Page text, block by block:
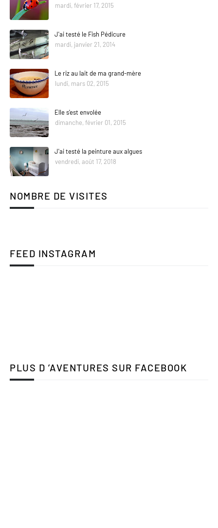
mardi, février 17, 2015
J'ai testé le Fish Pédicure
mardi, janvier 21, 2014
Le riz au lait de ma grand-mère
lundi, mars 02, 2015
Elle s'est envolée
dimanche, février 01, 2015
J'ai testé la peinture aux algues
vendredi, août 17, 2018
NOMBRE DE VISITES
FEED INSTAGRAM
PLUS D ’AVENTURES SUR FACEBOOK